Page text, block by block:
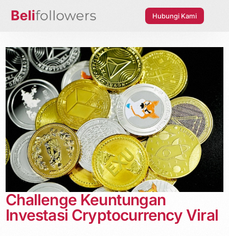
Hubungi Kami
Challenge Keuntungan
Investasi Cryptocurrency Viral